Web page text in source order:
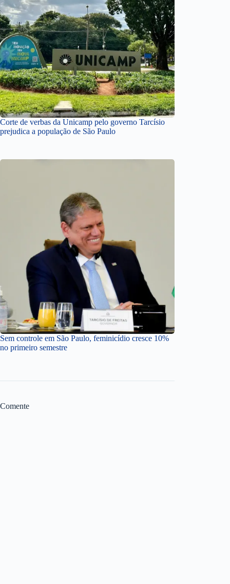
Corte de verbas da Unicamp pelo governo Tarcísio
prejudica a população de São Paulo
Sem controle em São Paulo, feminicídio cresce 10%
no primeiro semestre
Comente